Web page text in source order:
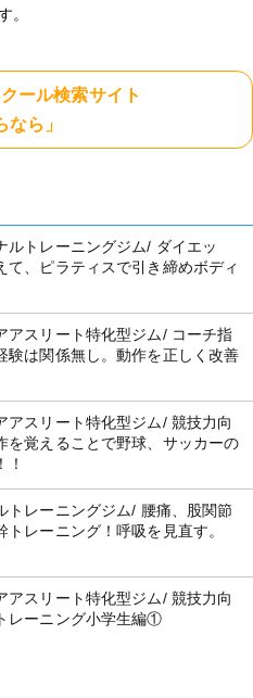
。
ール検索サイト
なら」
トレーニングジム/ ダイエッ
て、ピラティスで引き締めボディ
スリート特化型ジム/ コーチ指
験は関係無し。動作を正しく改善
スリート特化型ジム/ 競技力向
を覚えることで野球、サッカーの
！
トレーニングジム/ 腰痛、股関節
トレーニング！呼吸を見直す。
スリート特化型ジム/ 競技力向
レーニング小学生編①